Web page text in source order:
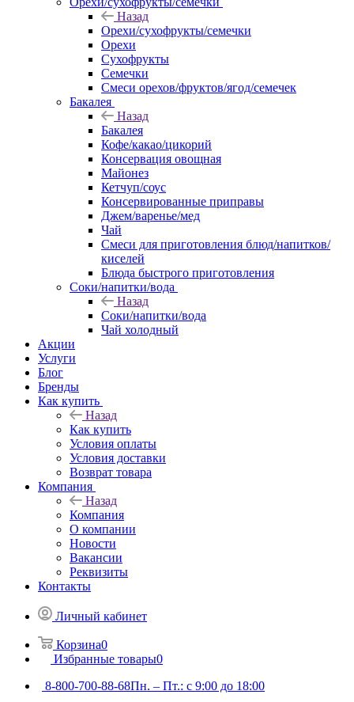
Назад
Орехи/сухофрукты/семечки
Орехи
Сухофрукты
Семечки
Смеси орехов/фруктов/ягод/семечек
Бакалея
Назад
Бакалея
Кофе/какао/цикорий
Консервация овощная
Майонез
Кетчуп/соус
Консервированные приправы
Джем/варенье/мед
Чай
Смеси для приготовления блюд/напитков/
киселей
Блюда быстрого приготовления
Соки/напитки/вода
Назад
Соки/напитки/вода
Чай холодный
Акции
Услуги
Блог
Бренды
Как купить
Назад
Как купить
Условия оплаты
Условия доставки
Возврат товара
Компания
Назад
Компания
О компании
Новости
Вакансии
Реквизиты
Контакты
Личный кабинет
Корзина0
Избранные товары0
8-800-700-88-68Пн. – Пт.: с 9:00 до 18:00